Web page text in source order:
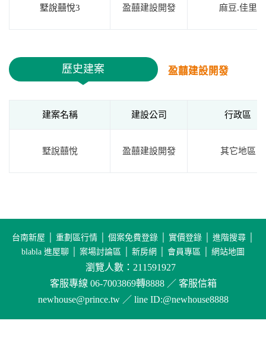
墅說囍悅3 盈囍建設開發 麻豆.佳里
歷史建案 盈囍建設開發
建案名稱 建設公司 行政區
墅說囍悅 盈囍建設開發 其它地區
台南新屋 重劃區行情 個案免費登錄 實價登錄 進階搜尋
blabla 進屋聊
案場討論區 新房網 會員專區 網站地圖
瀏覽人數：211591927
客服專線 06-7003869轉8888 ／ 客服信箱
newhouse@prince.tw ／ line ID:@newhouse8888